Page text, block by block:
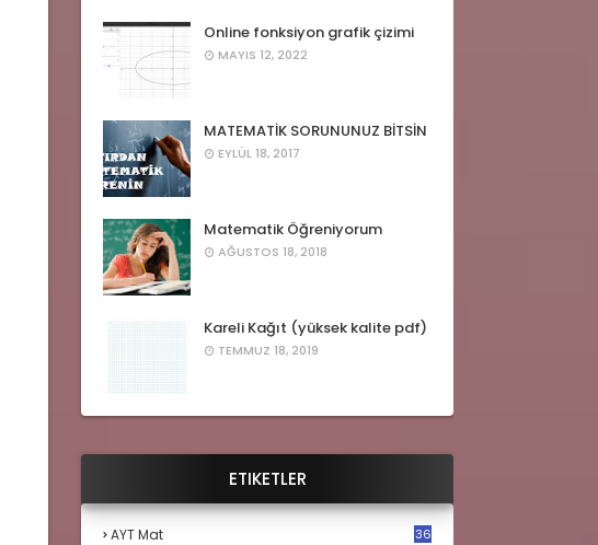
Online fonksiyon grafik çizimi
MAYIS 12, 2022
MATEMATİK SORUNUNUZ BİTSİN
EYLÜL 18, 2017
Matematik Öğreniyorum
AĞUSTOS 18, 2018
Kareli Kağıt (yüksek kalite pdf)
TEMMUZ 18, 2019
ETIKETLER
AYT Mat 36